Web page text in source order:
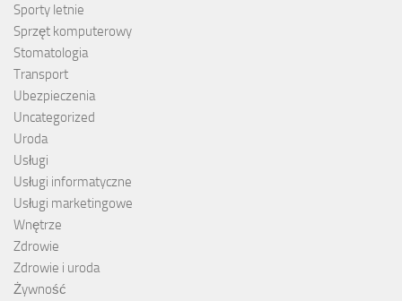
Sporty letnie
Sprzęt komputerowy
Stomatologia
Transport
Ubezpieczenia
Uncategorized
Uroda
Usługi
Usługi informatyczne
Usługi marketingowe
Wnętrze
Zdrowie
Zdrowie i uroda
Żywność